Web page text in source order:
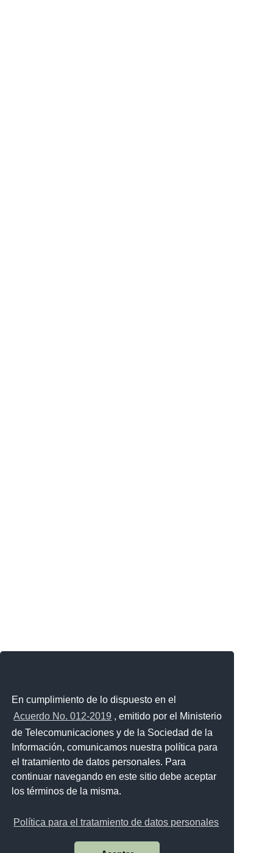
En cumplimiento de lo dispuesto en el
Acuerdo No. 012-2019 , emitido por el Ministerio
de Telecomunicaciones y de la Sociedad de la
Información, comunicamos nuestra política para
el tratamiento de datos personales. Para
continuar navegando en este sitio debe aceptar
los términos de la misma.
Política para el tratamiento de datos personales